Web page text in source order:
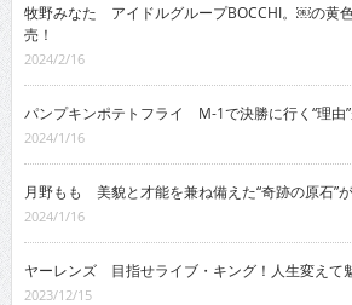
牧野みなた アイドルグループBOCCHI。￼の黄
売！
2024/2/16
パンプキンポテトフライ M-1で決勝に行く“理由
2024/1/16
月野もも 美貌と才能を兼ね備えた“奇跡の原石”
2024/1/16
ヤーレンズ 目指せライブ・キング！人生変えて
2023/12/15